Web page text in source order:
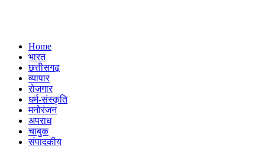
Home
भारत
छत्तीसगढ़
व्यापार
रोजगार
धर्म-संस्कृति
मनोरंजन
अपराध
चाबुक
संपादकीय